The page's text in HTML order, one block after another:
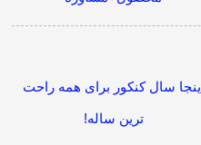
اینجا سال کنکور برای همه راحت
ترین ساله!